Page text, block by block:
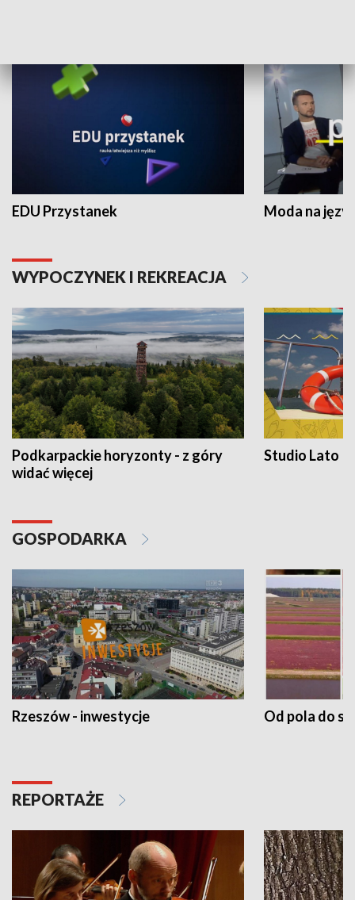
EDU Przystanek Moda na
WYPOCZYNEK I REKREACJA
Podkarpackie horyzonty - z góry
widać więcej
Studio Lato
GOSPODARKA
Rzeszów - inwestycje Od pola do
REPORTAŻE